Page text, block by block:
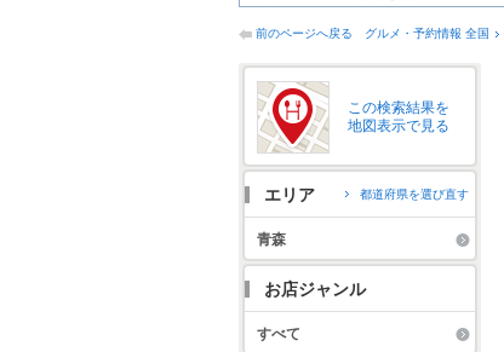
前のページへ戻る グルメ・予約情報 全国
この検索結果を
地図表示で見る
エリア 都道府県を選び直す
青森
お店ジャンル
すべて